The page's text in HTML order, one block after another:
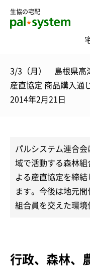
生協の宅配
3/3（月） 島根県高
産直協定 商品購入通
2014年2月21日
パルシステム連合
域で活動する森林
よる産直協定を締
ます。今後は地元
組合員を交えた環境
行政、森林、